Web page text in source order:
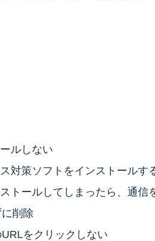
ルしない
対策ソフトをインストールす
トールしてしまったら、通
削除
をクリックしない